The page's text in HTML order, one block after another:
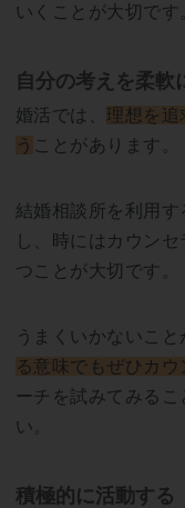
いくことが大切です
自分の考えを柔軟
婚活では、理想を追
う ことがあります。
結婚相談所を利用
し、時にはカウン
つことが大切です。
うまくいかないこと
る意味でもぜひカ
ーチを試みてみる
い。
積極的に活動する